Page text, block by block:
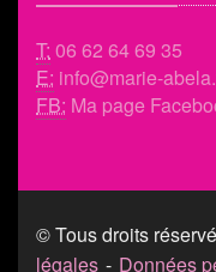
T: 06 62 64 69 35
E: info@marie-
FB: Ma page
© Tous droits
légales - Données